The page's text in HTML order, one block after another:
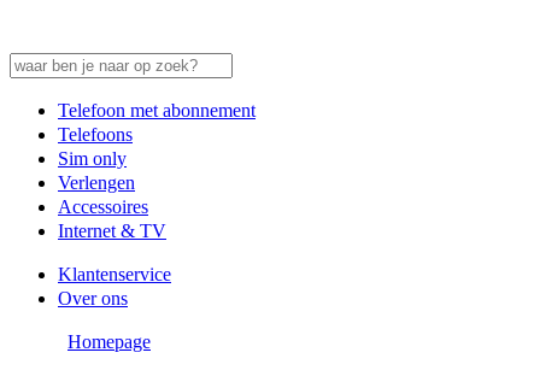
Telefoon met abonnement
Telefoons
Sim only
Verlengen
Accessoires
Internet & TV
Klantenservice
Over ons
Homepage